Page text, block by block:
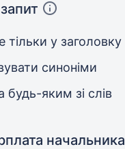
тільки у заголовку
синоніми
будь-яким зі слів
начальника